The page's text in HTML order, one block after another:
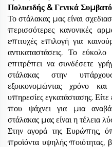
Πολυειδής & Γενικά
Το στάλακας μας είναι
περισσότερες κανονικές
επιτυχές επιλογή για
αντικαταστάσεις. Το
επιτρέπει να συνδέσετε
στάλακας στην
εξοικονομώντας χρόνο
υπηρεσίες εγκατάστασης. Είτε
που ψάχνει για μια
στάλακας μας είναι η τέλεια
Στην αγορά της Ευρώπης,
προϊόντα υψηλής ποιότητας,